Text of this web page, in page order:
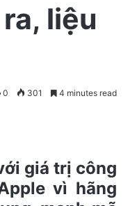
liệu
0 301 4 minutes read
giá trị công
vì hãng